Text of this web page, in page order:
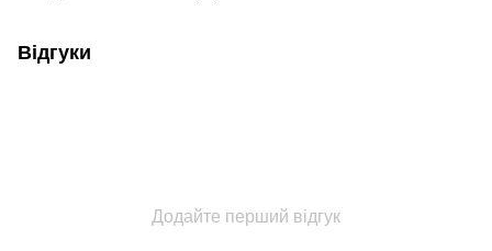
Відгуки
Додайте перший відгук